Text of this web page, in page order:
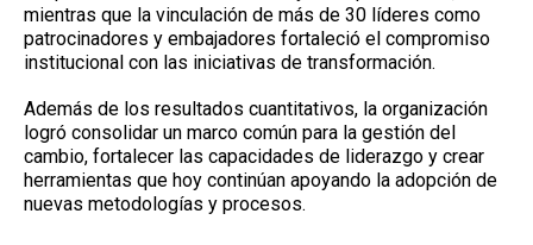
mientras que la vinculación de más de 30 líderes como
patrocinadores y embajadores fortaleció el compromiso
institucional con las iniciativas de transformación.
Además de los resultados cuantitativos, la organización
logró consolidar un marco común para la gestión del
cambio, fortalecer las capacidades de liderazgo y crear
herramientas que hoy continúan apoyando la adopción de
nuevas metodologías y procesos.